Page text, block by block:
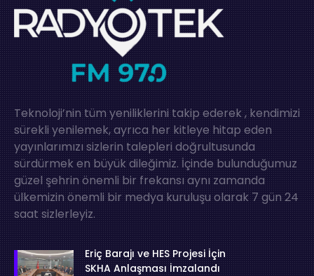
Teknoloji’nin tüm yeniliklerini takip ederek , kendimizi
sürekli yenilemek, ayrıca her kitleye hitap eden
yayınlarımızı sizlerin talepleri doğrultusunda
sürdürmek en büyük dileğimiz. İçinde bulunduğumuz
güzel şehrin önemli bir frekansı aynı zamanda
ülkemizin önemli bir medya kuruluşu olarak 7 gün 24
saat sizlerleyiz.
Eriç Barajı ve HES Projesi İçin
SKHA Anlaşması İmzalandı